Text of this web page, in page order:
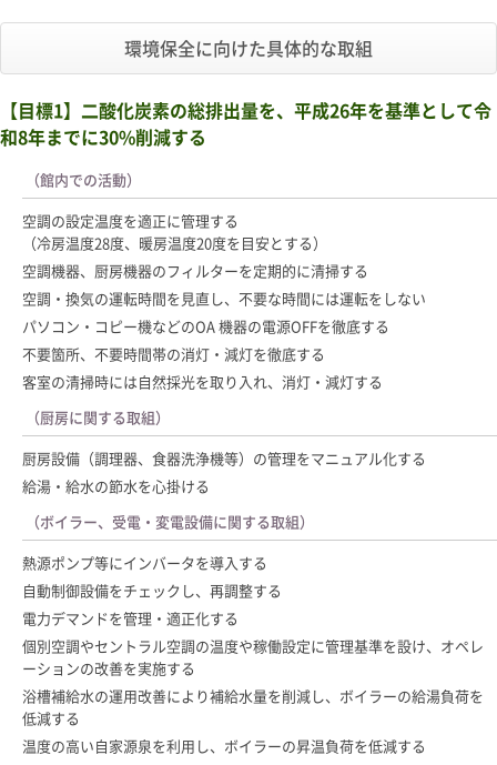
環境保全に向けた具体的な取組
【目標1】二酸化炭素の総排出量を、平成26年を基準として令
和8年までに30%削減する
（館内での活動）
空調の設定温度を適正に管理する
（冷房温度28度、暖房温度20度を目安とする）
空調機器、厨房機器のフィルターを定期的に清掃する
空調・換気の運転時間を見直し、不要な時間には運転をしない
パソコン・コピー機などのOA 機器の電源OFFを徹底する
不要箇所、不要時間帯の消灯・減灯を徹底する
客室の清掃時には自然採光を取り入れ、消灯・減灯する
（厨房に関する取組）
厨房設備（調理器、食器洗浄機等）の管理をマニュアル化する
給湯・給水の節水を心掛ける
（ボイラー、受電・変電設備に関する取組）
熱源ポンプ等にインバータを導入する
自動制御設備をチェックし、再調整する
電力デマンドを管理・適正化する
個別空調やセントラル空調の温度や稼働設定に管理基準を設け、オペレ
ーションの改善を実施する
浴槽補給水の運用改善により補給水量を削減し、ボイラーの給湯負荷を
低減する
温度の高い自家源泉を利用し、ボイラーの昇温負荷を低減する